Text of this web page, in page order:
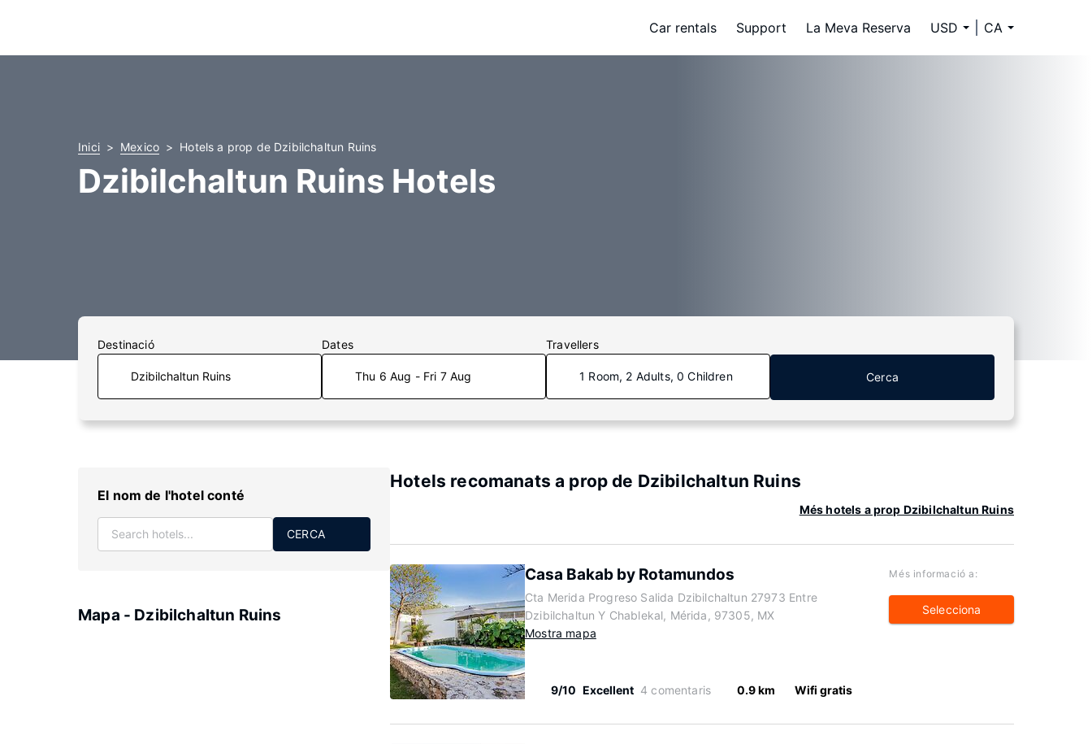
Car rentals Support La Meva Reserva USD CA
Inici Mexico Hotels a prop de Dzibilchaltun Ruins
Dzibilchaltun Ruins Hotels
Destinació Dates
Thu 6 Aug - Fri 7 Aug
Travellers
1 Room, 2 Adults, 0 Children Cerca
El nom de l'hotel conté
CERCA
Mapa - Dzibilchaltun Ruins
Hotels recomanats a prop de Dzibilchaltun Ruins
Més hotels a prop Dzibilchaltun Ruins
Casa Bakab by Rotamundos
Cta Merida Progreso Salida Dzibilchaltun 27973 Entre
Dzibilchaltun Y Chablekal, Mérida, 97305, MX
Mostra mapa
9/10 Excellent 4 comentaris 0.9 km Wifi gratis
Més informació a:
Selecciona